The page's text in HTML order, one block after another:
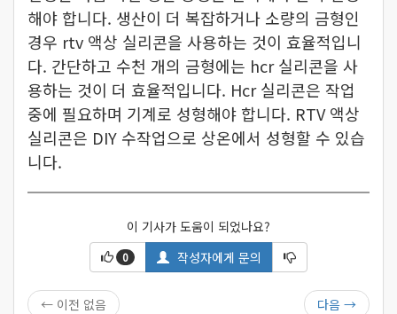
해야 합니다. 생산이 더 복잡하거나 소량의 금형인
경우 rtv 액상 실리콘을 사용하는 것이 효율적입니
다. 간단하고 수천 개의 금형에는 hcr 실리콘을 사
용하는 것이 더 효율적입니다. Hcr 실리콘은 작업
중에 필요하며 기계로 성형해야 합니다. RTV 액상
실리콘은 DIY 수작업으로 상온에서 성형할 수 있습
니다.
이 기사가 도움이 되었나요?
0 작성자에게 문의
← 이전 없음 다음 →